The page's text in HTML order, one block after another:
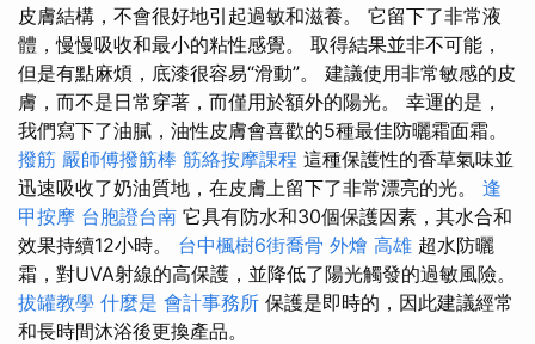
皮膚結構，不會很好地引起過敏和滋養。 它留下了非常液
體，慢慢吸收和最小的粘性感覺。 取得結果並非不可能，
但是有點麻煩，底漆很容易“滑動”。 建議使用非常敏感的皮
膚，而不是日常穿著，而僅用於額外的陽光。 幸運的是，
我們寫下了油膩，油性皮膚會喜歡的5種最佳防曬霜面霜。
撥筋 嚴師傅撥筋棒 筋絡按摩課程 這種保護性的香草氣味並
迅速吸收了奶油質地，在皮膚上留下了非常漂亮的光。 逢
甲按摩 台胞證台南 它具有防水和30個保護因素，其水合和
效果持續12小時。 台中楓樹6街喬骨 外燴 高雄 超水防曬
霜，對UVA射線的高保護，並降低了陽光觸發的過敏風險。
拔罐教學 什麼是 會計事務所 保護是即時的，因此建議經常
和長時間沐浴後更換產品。